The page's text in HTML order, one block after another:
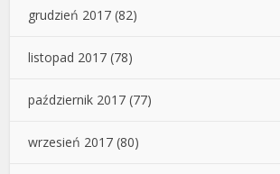
grudzień 2017 (82)
listopad 2017 (78)
październik 2017 (77)
wrzesień 2017 (80)